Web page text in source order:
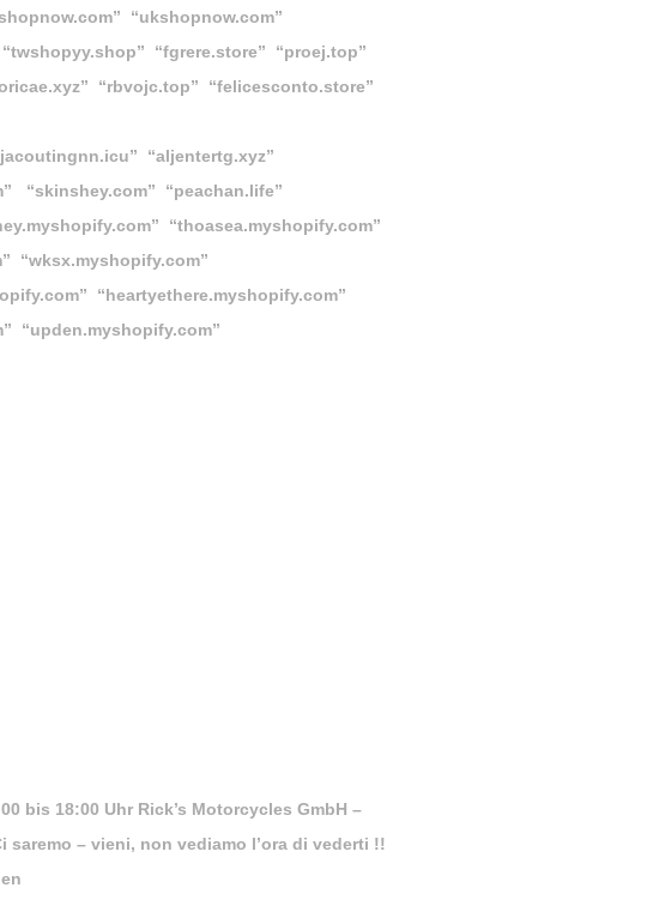
“ukshopnow.com”
“twshopyy.shop” “fgrere.store” “proej.top”
“rbvojc.top” “felicesconto.store”
“aljentertg.xyz”
“skinshey.com” “peachan.life”
“thoasea.myshopify.com”
“wksx.myshopify.com”
“heartyethere.myshopify.com”
“upden.myshopify.com”
bis 18:00 Uhr Rick’s Motorcycles GmbH –
saremo – vieni, non vediamo l’ora di vederti !!